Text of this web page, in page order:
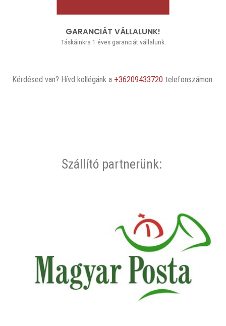
GARANCIÁT VÁLLALUNK!
Táskáinkra 1 éves garanciát vállalunk.
Kérdésed van? Hívd kollégánk a +36209433720 telefonszámon.
Szállító partnerünk: